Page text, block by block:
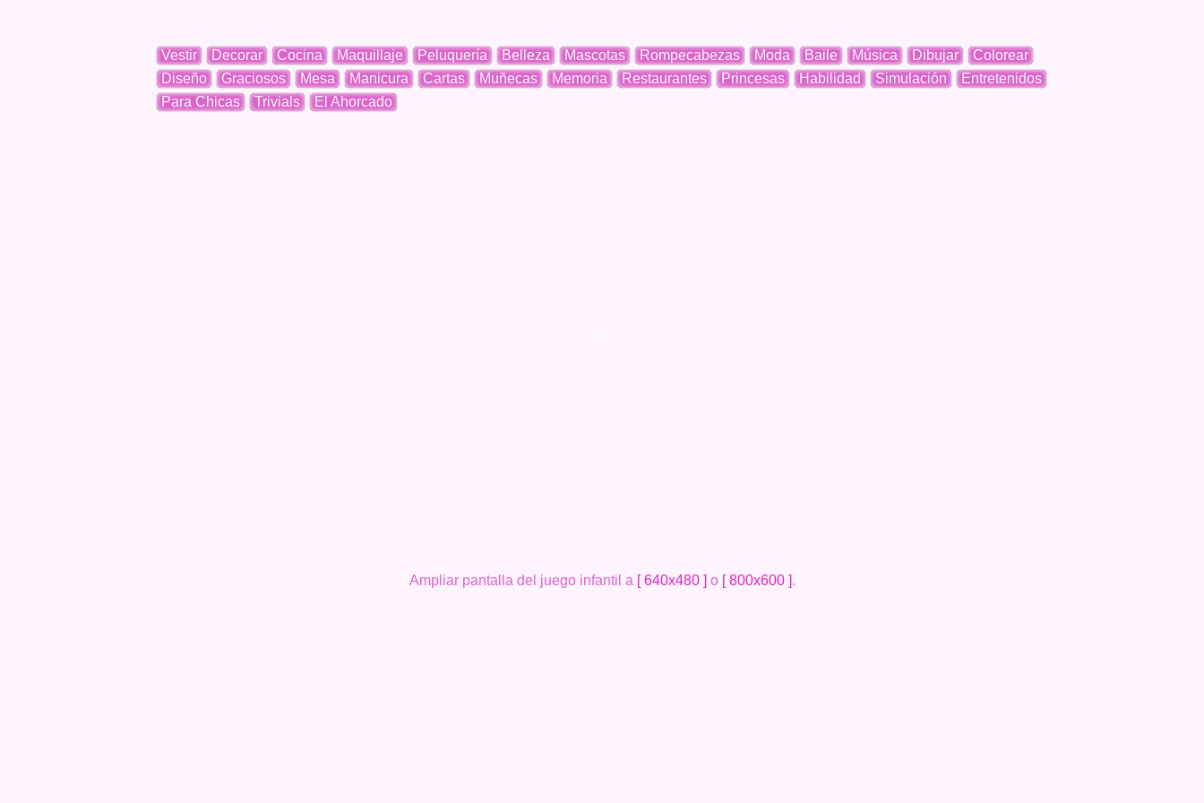
Vestir Decorar Cocina Maquillaje Peluquería Belleza Mascotas Rompecabezas Moda Baile Música Dibujar
Colorear
Diseño
Graciosos Mesa Manicura Cartas Muñecas Memoria Restaurantes Princesas Habilidad Simulación
Entretenidos
Para Chicas
Trivials El Ahorcado
Ampliar pantalla del juego infantil a [ 640x480 ] o [ 800x600 ].